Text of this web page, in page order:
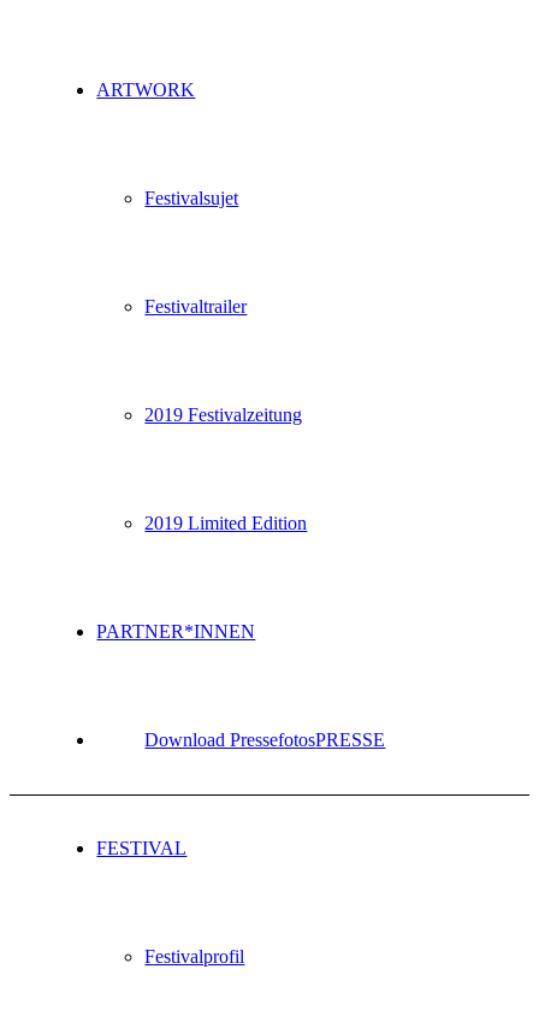
ARTWORK
Festivalsujet
Festivaltrailer
2019 Festivalzeitung
2019 Limited Edition
PARTNER*INNEN
PRESSE
Download Pressefotos
FESTIVAL
Festivalprofil